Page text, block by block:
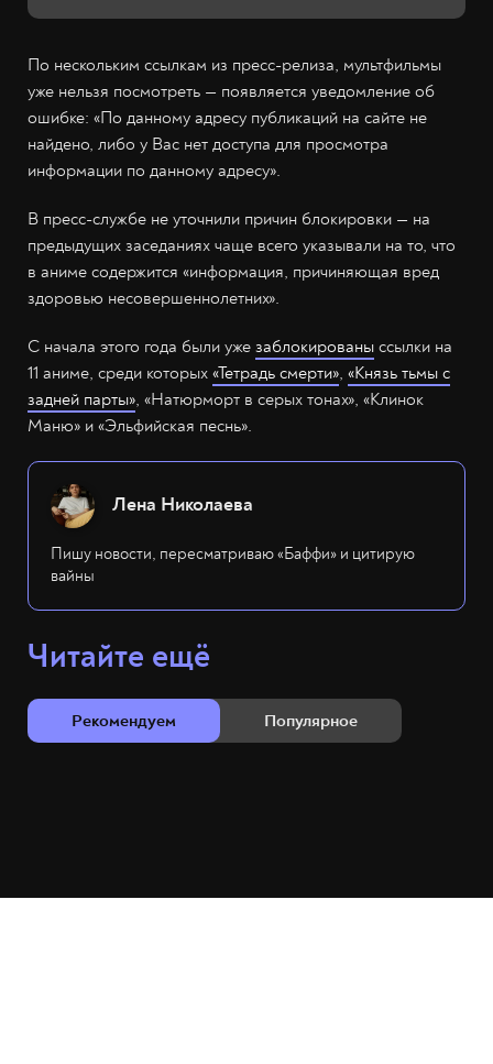
По нескольким ссылкам из пресс-релиза, мультфильмы
уже нельзя посмотреть — появляется уведомление об
ошибке: «По данному адресу публикаций на сайте не
найдено, либо у Вас нет доступа для просмотра
информации по данному адресу».
В пресс-службе не уточнили причин блокировки — на
предыдущих заседаниях чаще всего указывали на то, что
в аниме содержится «информация, причиняющая вред
здоровью несовершеннолетних».
С начала этого года были уже заблокированы ссылки на
11 аниме, среди которых «Тетрадь смерти», «Князь тьмы с
задней парты», «Натюрморт в серых тонах», «Клинок
Маню» и «Эльфийская песнь».
Лена Николаева
Пишу новости, пересматриваю «Баффи» и цитирую
вайны
Читайте ещё
Рекомендуем Популярное